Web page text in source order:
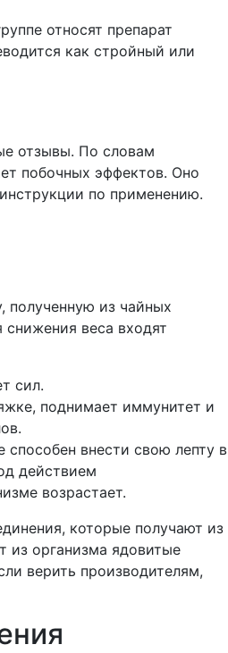
относят препарат
как стройный или
отзывы. По словам
побочных эффектов. Оно
по применению.
полученную из чайных
снижения веса входят
сил.
поднимает иммунитет и
внести свою лепту в
действием
возрастает.
которые получают из
из организма ядовитые
верить производителям,